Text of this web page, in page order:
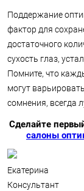
Поддержание
фактор для
достаточного
сухость глаз,
Помните, что
могут
сомнения, всегда
Сделайте
салоны
Екатерина
Консультант